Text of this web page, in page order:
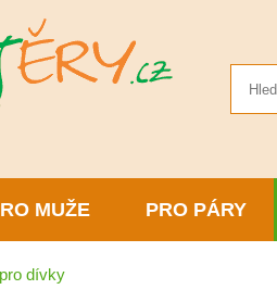
MUŽE PRO PÁRY
dívky